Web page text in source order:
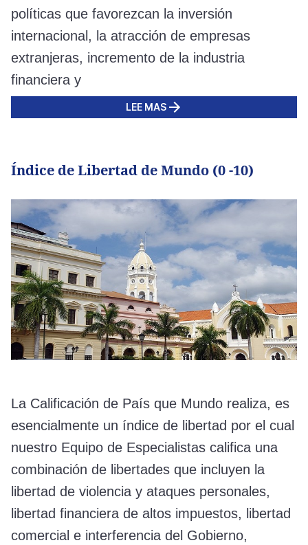
políticas que favorezcan la inversión
internacional, la atracción de empresas
extranjeras, incremento de la industria
financiera y
LEE MAS
Índice de Libertad de Mundo (0 -10)
La Calificación de País que Mundo realiza, es
esencialmente un índice de libertad por el cual
nuestro Equipo de Especialistas califica una
combinación de libertades que incluyen la
libertad de violencia y ataques personales,
libertad financiera de altos impuestos, libertad
comercial e interferencia del Gobierno,